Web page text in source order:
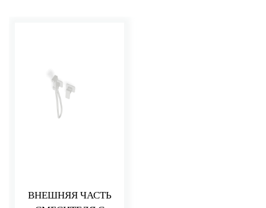
ВНЕШНЯЯ ЧАСТЬ